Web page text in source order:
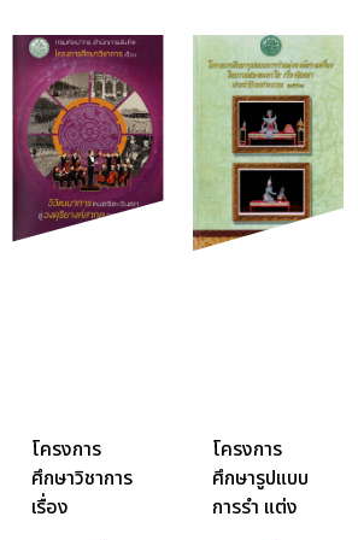
โครงการ
ศึกษาวิชาการ
เรื่อง
โครงการ
ศึกษารูปแบบ
การรำ แต่ง